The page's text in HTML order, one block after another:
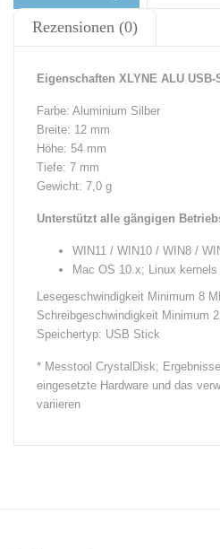
Rezensionen (0)
Eigenschaften XLYNE ALU USB-
Farbe: Aluminium Silber
Breite: 12 mm
Höhe: 54 mm
Tiefe: 7 mm
Gewicht: 7,0 g
Unterstützt alle gängigen
WIN11 / WIN10 / WIN8 /
Mac OS 10.x; Linux kernels
Lesegeschwindigkeit Minimum 8
Schreibgeschwindigkeit Minimum
Speichertyp: USB Stick
* Messtool CrystalDisk;
eingesetzte Hardware und das
variieren